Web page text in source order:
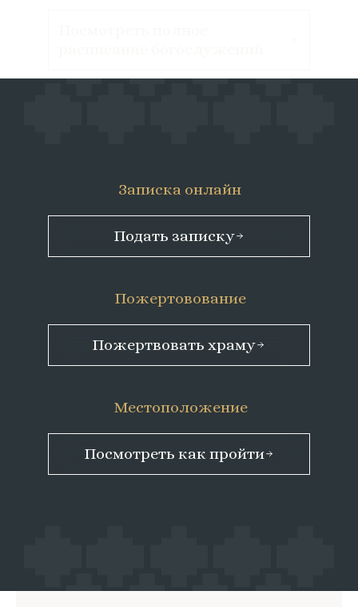
Посмотреть как пройти
Пожертвовать храму
Подать записку
Местоположение
Пожертовование
Записка онлайн